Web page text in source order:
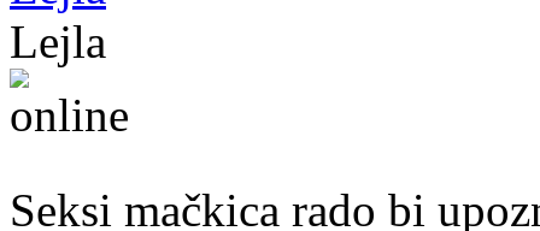
Lejla
Seksi mačkica rado bi